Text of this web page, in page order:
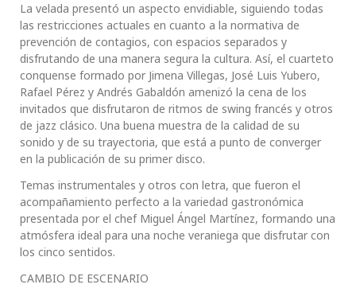
La velada presentó un aspecto envidiable, siguiendo todas
las restricciones actuales en cuanto a la normativa de
prevención de contagios, con espacios separados y
disfrutando de una manera segura la cultura. Así, el cuarteto
conquense formado por Jimena Villegas, José Luis Yubero,
Rafael Pérez y Andrés Gabaldón amenizó la cena de los
invitados que disfrutaron de ritmos de swing francés y otros
de jazz clásico. Una buena muestra de la calidad de su
sonido y de su trayectoria, que está a punto de converger
en la publicación de su primer disco.
Temas instrumentales y otros con letra, que fueron el
acompañamiento perfecto a la variedad gastronómica
presentada por el chef Miguel Ángel Martínez, formando una
atmósfera ideal para una noche veraniega que disfrutar con
los cinco sentidos.
CAMBIO DE ESCENARIO